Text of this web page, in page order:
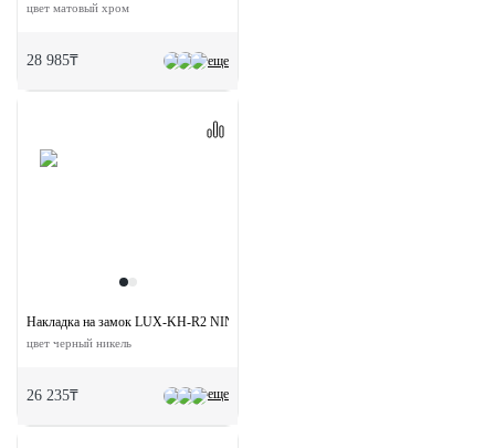
еще
цвет матовый хром
28 985₸
еще
Накладка на замок LUX-KH-R2 NIN круглая под евроцилиндр
цвет черный никель
26 235₸